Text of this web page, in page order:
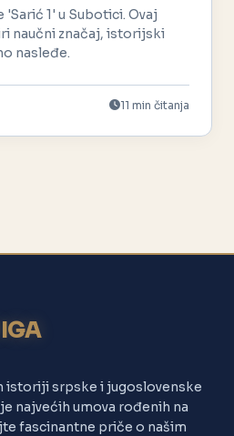
1' u Subotici. Ovaj
naučni značaj, istorijski
nasleđe.
11 min čitanja
istoriji srpske i jugoslovenske
najvećih umova rođenih na
fascinantne priče o našim